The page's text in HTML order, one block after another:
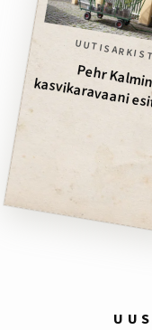
Pehr Kalm
in kasvikaravaani esittelee puutarhojen
erikoisuuksia